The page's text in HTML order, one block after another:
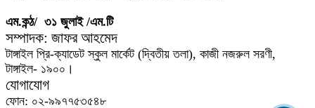
এম.কন্ঠ/ ৩১ জুলাই /এম.টি
সম্পাদক: জাফর আহমেদ
টাঙ্গাইল প্রি-ক্যাডেট স্কুল মার্কেট (দ্বিতীয় তলা), কাজী নজরুল সরণী,
টাঙ্গাইল- ১৯০০।
যোগাযোগ
ফোন: ০২-৯৯৭৭৫৩৫৪৮